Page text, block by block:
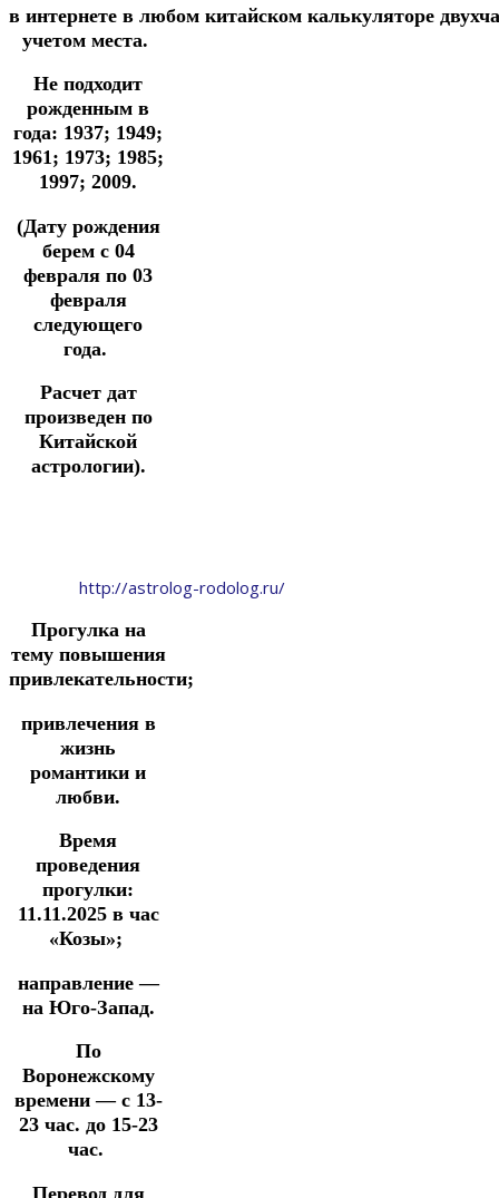
в интернете в любом китайском калькуляторе
учетом места.
Не подходит
рожденным в
года: 1937; 1949;
1961; 1973; 1985;
1997; 2009.
(Дату рождения
берем с 04
февраля по 03
февраля
следующего
года.
Расчет дат
произведен по
Китайской
астрологии).
http://astrolog-rodolog.ru/
Прогулка на
тему повышения
привлекательности;
привлечения в
жизнь
романтики и
любви.
Время
проведения
прогулки:
11.11.2025в час
«Козы»;
направление —
на Юго-Запад.
По
Воронежскому
времени — с 13-
23 час. до 15-23
час.